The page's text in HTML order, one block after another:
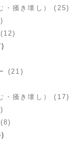
・掻き壊し） (25)
(21)
・掻き壊し） (17)